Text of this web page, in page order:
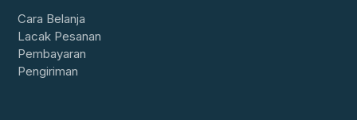
Cara Belanja
Lacak Pesanan
Pembayaran
Pengiriman